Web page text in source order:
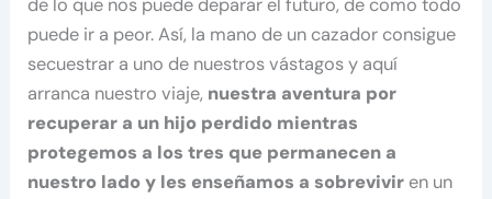
de lo que nos puede deparar el futuro, de como todo
puede ir a peor. Así, la mano de un cazador consigue
secuestrar a uno de nuestros vástagos y aquí
arranca nuestro viaje, nuestra aventura por
recuperar a un hijo perdido mientras
protegemos a los tres que permanecen a
nuestro lado y les enseñamos a sobrevivir en un